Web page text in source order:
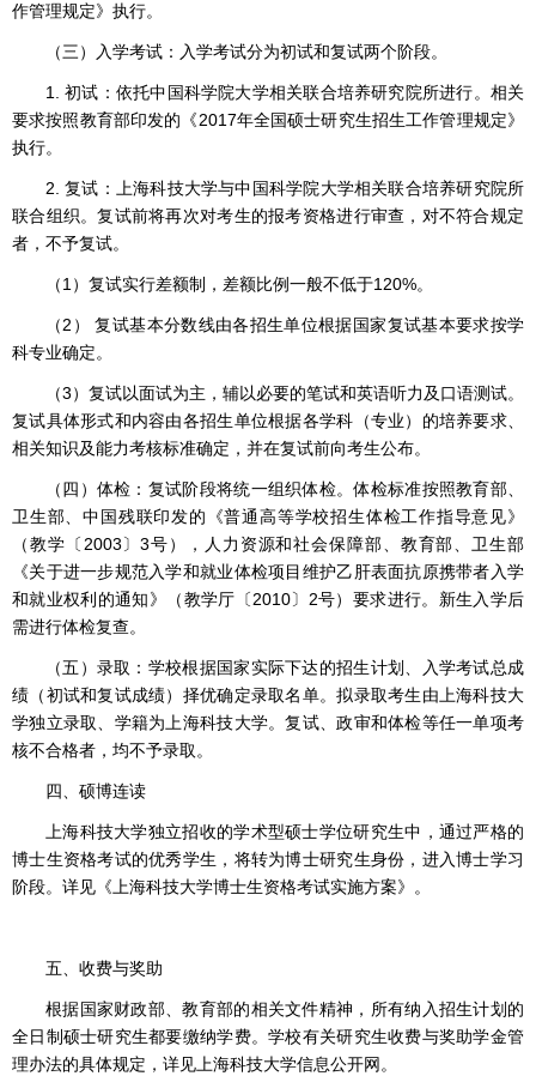
作管理规定》执行。
（三）入学考试：入学考试分为初试和复试两个阶段。
1. 初试：依托中国科学院大学相关联合培养研究院所进行。相关
要求按照教育部印发的《2017年全国硕士研究生招生工作管理规定》
执行。
2. 复试：上海科技大学与中国科学院大学相关联合培养研究院所
联合组织。复试前将再次对考生的报考资格进行审查，对不符合规定
者，不予复试。
（1）复试实行差额制，差额比例一般不低于120%。
（2） 复试基本分数线由各招生单位根据国家复试基本要求按学
科专业确定。
（3）复试以面试为主，辅以必要的笔试和英语听力及口语测试。
复试具体形式和内容由各招生单位根据各学科（专业）的培养要求、
相关知识及能力考核标准确定，并在复试前向考生公布。
（四）体检：复试阶段将统一组织体检。体检标准按照教育部、
卫生部、中国残联印发的《普通高等学校招生体检工作指导意见》
（教学〔2003〕3号），人力资源和社会保障部、教育部、卫生部
《关于进一步规范入学和就业体检项目维护乙肝表面抗原携带者入学
和就业权利的通知》（教学厅〔2010〕2号）要求进行。新生入学后
需进行体检复查。
（五）录取：学校根据国家实际下达的招生计划、入学考试总成
绩（初试和复试成绩）择优确定录取名单。拟录取考生由上海科技大
学独立录取、学籍为上海科技大学。复试、政审和体检等任一单项考
核不合格者，均不予录取。
四、硕博连读
上海科技大学独立招收的学术型硕士学位研究生中，通过严格的
博士生资格考试的优秀学生，将转为博士研究生身份，进入博士学习
阶段。详见《上海科技大学博士生资格考试实施方案》。
五、收费与奖助
根据国家财政部、教育部的相关文件精神，所有纳入招生计划的
全日制硕士研究生都要缴纳学费。学校有关研究生收费与奖助学金管
理办法的具体规定，详见上海科技大学信息公开网。